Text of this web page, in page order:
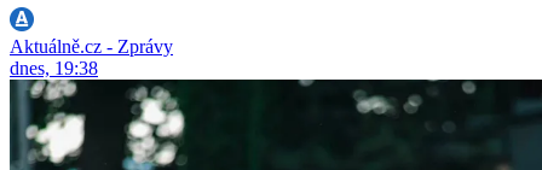
Aktuálně.cz - Zprávy
dnes, 19:38